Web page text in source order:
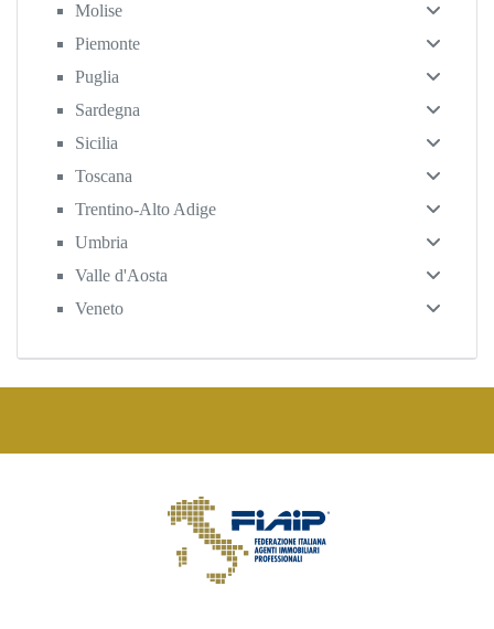
Molise
Piemonte
Puglia
Sardegna
Sicilia
Toscana
Trentino-Alto Adige
Umbria
Valle d'Aosta
Veneto